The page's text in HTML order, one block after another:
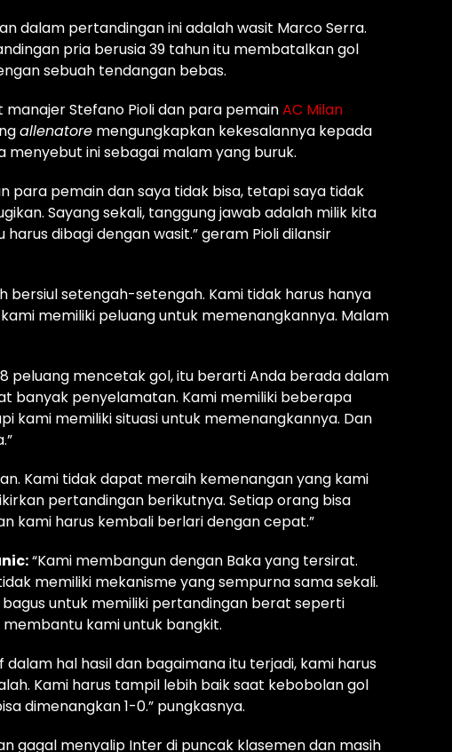
dalam pertandingan ini adalah wasit Marco Serra.
pria berusia 39 tahun itu membatalkan gol
sebuah tendangan bebas.
Stefano Pioli dan para pemainAC Milan
allenatore mengungkapkan kekesalannya kepada
menyebut ini sebagai malam yang buruk.
para pemain dan saya tidak bisa, tetapi saya tidak
Sayang sekali, tanggung jawab adalah milik kita
dibagi dengan wasit.” geram Pioli dilansir
bersiul setengah-setengah. Kami tidak harus hanya
memiliki peluang untuk memenangkannya. Malam
peluang mencetak gol, itu berarti Anda berada dalam
banyak penyelamatan. Kami memiliki beberapa
kami memiliki situasi untuk memenangkannya. Dan
Kami tidak dapat meraih kemenangan yang kami
pertandingan berikutnya. Setiap orang bisa
kami harus kembali berlari dengan cepat.”
“Kami membangun dengan Baka yang tersirat.
memiliki mekanisme yang sempurna sama sekali.
untuk memiliki pertandingan berat seperti
kami untuk bangkit.
hal hasil dan bagaimana itu terjadi, kami harus
Kami harus tampil lebih baik saat kebobolan gol
dimenangkan 1-0.” pungkasnya.
gagal menyalip Inter di puncak klasemen dan masih